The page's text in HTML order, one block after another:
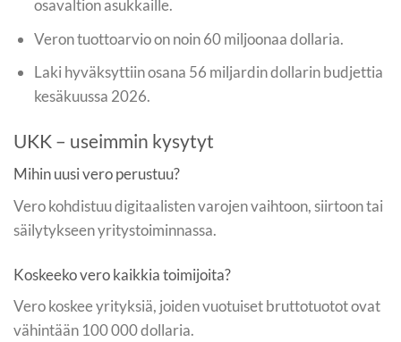
osavaltion asukkaille.
Veron tuottoarvio on noin 60 miljoonaa dollaria.
Laki hyväksyttiin osana 56 miljardin dollarin budjettia
kesäkuussa 2026.
UKK – useimmin kysytyt
Mihin uusi vero perustuu?
Vero kohdistuu digitaalisten varojen vaihtoon, siirtoon tai
säilytykseen yritystoiminnassa.
Koskeeko vero kaikkia toimijoita?
Vero koskee yrityksiä, joiden vuotuiset bruttotuotot ovat
vähintään 100 000 dollaria.